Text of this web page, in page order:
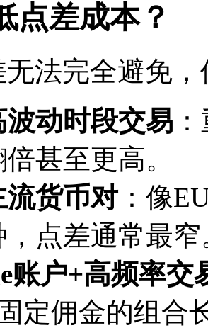
点差成本？
无法完全避免
波动时段交易
甚至更高。
流货币对：像
，点差通常最窄
账户+高频率交
定佣金的组合